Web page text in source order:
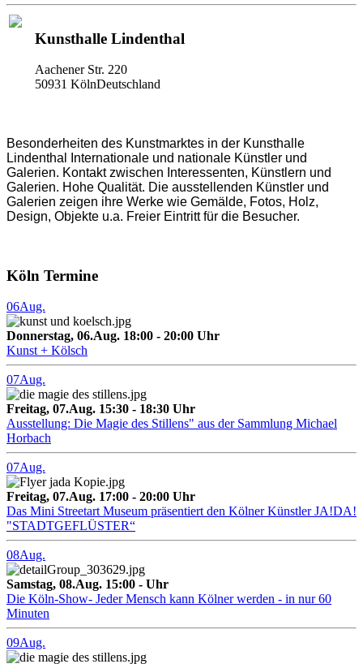
Kunsthalle Lindenthal
Aachener Str. 220
50931 KölnDeutschland
Besonderheiten des Kunstmarktes in der Kunsthalle
Lindenthal Internationale und nationale Künstler und
Galerien. Kontakt zwischen Interessenten, Künstlern und
Galerien. Hohe Qualität. Die ausstellenden Künstler und
Galerien zeigen ihre Werke wie Gemälde, Fotos, Holz,
Design, Objekte u.a. Freier Eintritt für die Besucher.
Köln Termine
06Aug.
Donnerstag, 06.Aug. 18:00 - 20:00 Uhr
Kunst + Kölsch
07Aug.
Freitag, 07.Aug. 15:30 - 18:30 Uhr
Ausstellung: Die Magie des Stillens" aus der Sammlung Michael
Horbach
07Aug.
Freitag, 07.Aug. 17:00 - 20:00 Uhr
Das Mini Streetart Museum präsentiert den Kölner Künstler JA!DA!
"STADTGEFLÜSTER“
08Aug.
Samstag, 08.Aug. 15:00 - Uhr
Die Köln-Show- Jeder Mensch kann Kölner werden - in nur 60
Minuten
09Aug.